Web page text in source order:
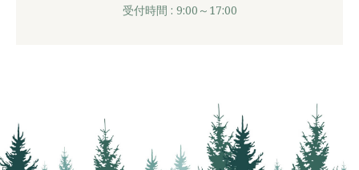
受付時間 : 9:00～17:00